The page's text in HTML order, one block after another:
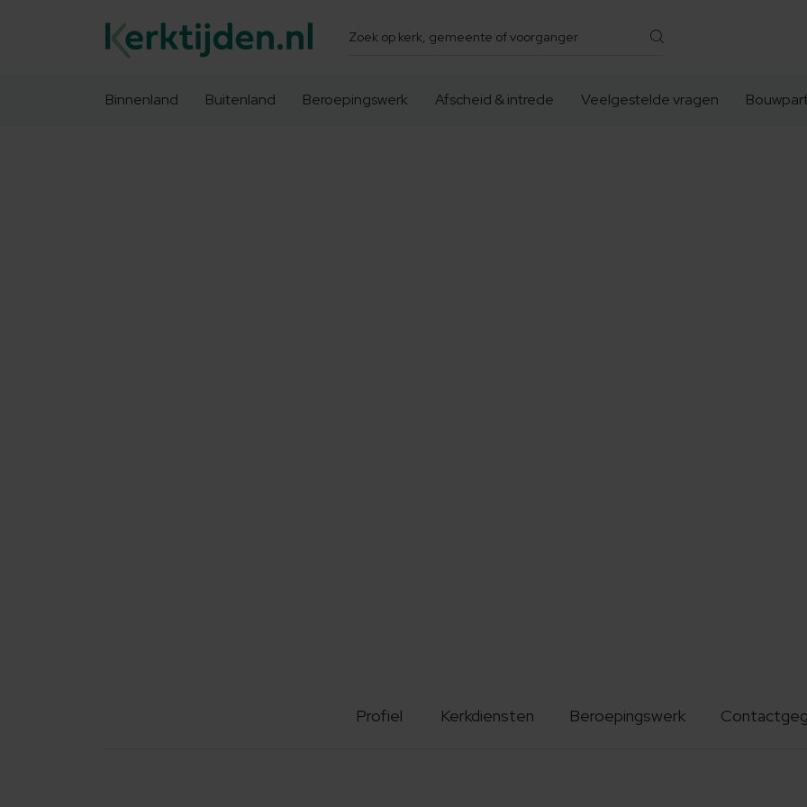
Zoeken
Binnenland Buitenland Beroepingswerk Afscheid & intrede Veelgestelde vragen
Profiel Kerkdiensten Beroepingswerk